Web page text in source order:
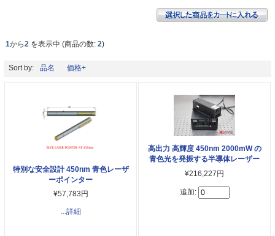
1から2 を表示中 (商品の数: 2)
Sort by: 品名 価格+
特別な安全設計 450nm 青色レーザ
ーポインター
¥57,783円
...詳細
高出力 高輝度 450nm 2000mW の
青色光を発振する半導体レーザー
¥216,227円
追加: